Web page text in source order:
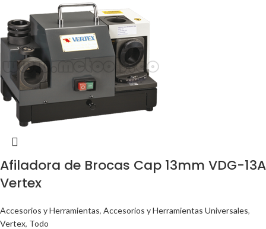
Afiladora de Brocas Cap 13mm VDG-13A
Vertex
Accesorios y Herramientas, Accesorios y Herramientas Universales,
Vertex, Todo